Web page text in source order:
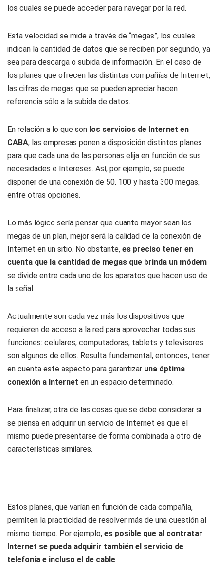
los cuales se puede acceder para navegar por la red.
Esta velocidad se mide a través de “megas”, los cuales
indican la cantidad de datos que se reciben por segundo, ya
sea para descarga o subida de información. En el caso de
los planes que ofrecen las distintas compañías de Internet,
las cifras de megas que se pueden apreciar hacen
referencia sólo a la subida de datos.
En relación a lo que son los servicios de Internet en
CABA, las empresas ponen a disposición distintos planes
para que cada una de las personas elija en función de sus
necesidades e Intereses. Así, por ejemplo, se puede
disponer de una conexión de 50, 100 y hasta 300 megas,
entre otras opciones.
Lo más lógico sería pensar que cuanto mayor sean los
megas de un plan, mejor será la calidad de la conexión de
Internet en un sitio. No obstante, es preciso tener en
cuenta que la cantidad de megas que brinda un módem
se divide entre cada uno de los aparatos que hacen uso de
la señal.
Actualmente son cada vez más los dispositivos que
requieren de acceso a la red para aprovechar todas sus
funciones: celulares, computadoras, tablets y televisores
son algunos de ellos. Resulta fundamental, entonces, tener
en cuenta este aspecto para garantizar una óptima
conexión a Internet en un espacio determinado.
Para finalizar, otra de las cosas que se debe considerar si
se piensa en adquirir un servicio de Internet es que el
mismo puede presentarse de forma combinada a otro de
características similares.
Estos planes, que varían en función de cada compañía,
permiten la practicidad de resolver más de una cuestión al
mismo tiempo. Por ejemplo, es posible que al contratar
Internet se pueda adquirir también el servicio de
telefonía e incluso el de cable.